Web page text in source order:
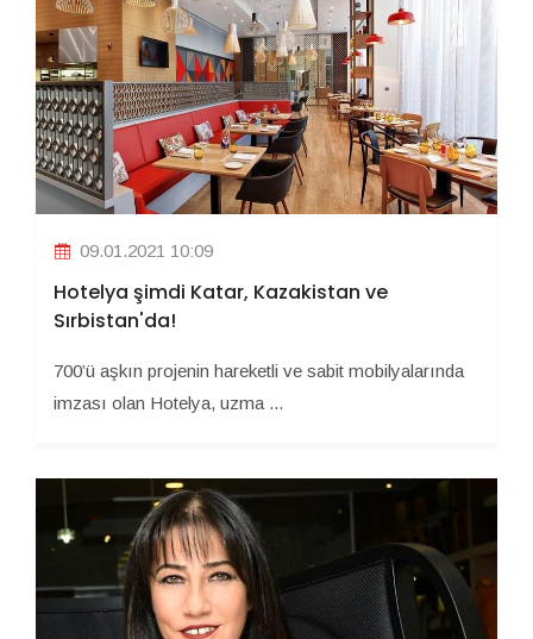
09.01.2021 10:09
Hotelya şimdi Katar, Kazakistan ve
Sırbistan'da!
700’ü aşkın projenin hareketli ve sabit mobilyalarında
imzası olan Hotelya, uzma ...